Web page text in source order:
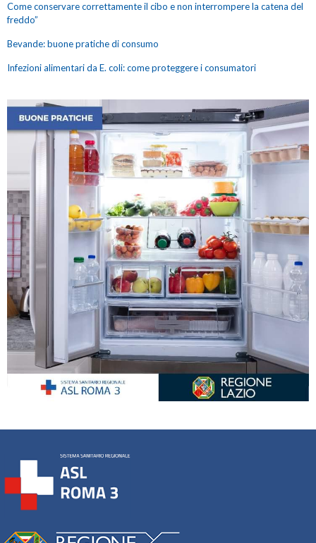
Come conservare correttamente il cibo e non interrompere la catena del
freddo”
Bevande: buone pratiche di consumo
Infezioni alimentari da E. coli: come proteggere i consumatori